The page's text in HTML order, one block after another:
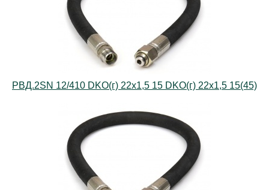
РВД.2SN 12/410 DKO(г) 22х1,5 15 DKO(г) 22х1,5 15(45)